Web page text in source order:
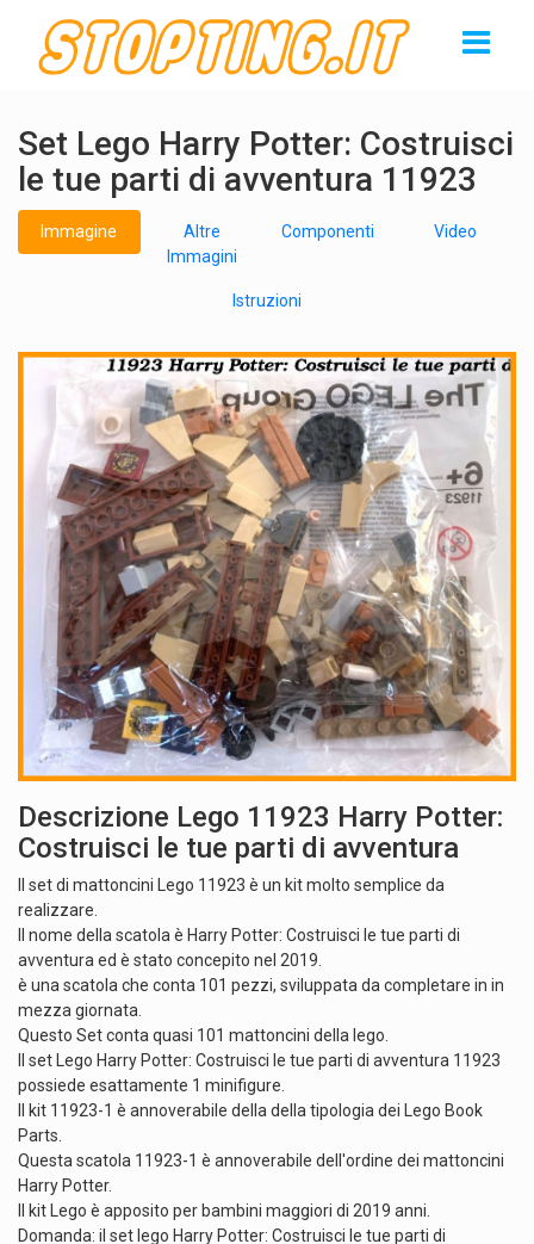
Set Lego Harry Potter: Costruisci
le tue parti di avventura 11923
Immagine
Altre
Immagini
Componenti Video
Istruzioni
Descrizione Lego 11923 Harry Potter:
Costruisci le tue parti di avventura
Il set di mattoncini Lego 11923 è un kit molto semplice da
realizzare.
Il nome della scatola è Harry Potter: Costruisci le tue parti di
avventura ed è stato concepito nel 2019.
è una scatola che conta 101 pezzi, sviluppata da completare in in
mezza giornata.
Questo Set conta quasi 101 mattoncini della lego.
Il set Lego Harry Potter: Costruisci le tue parti di avventura 11923
possiede esattamente 1 minifigure.
Il kit 11923-1 è annoverabile della della tipologia dei Lego Book
Parts.
Questa scatola 11923-1 è annoverabile dell'ordine dei mattoncini
Harry Potter.
Il kit Lego è apposito per bambini maggiori di 2019 anni.
Domanda: il set lego Harry Potter: Costruisci le tue parti di